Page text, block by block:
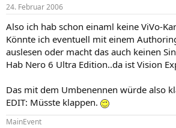
24. Februar 2006
Also ich hab schon einaml keine ViVo-
Könnte ich eventuell mit einem
auslesen oder macht das auch keinen
Hab Nero 6 Ultra Edition..da ist Vision
Das mit dem Umbenennen würde also
EDIT: Müsste klappen.
MainEvent